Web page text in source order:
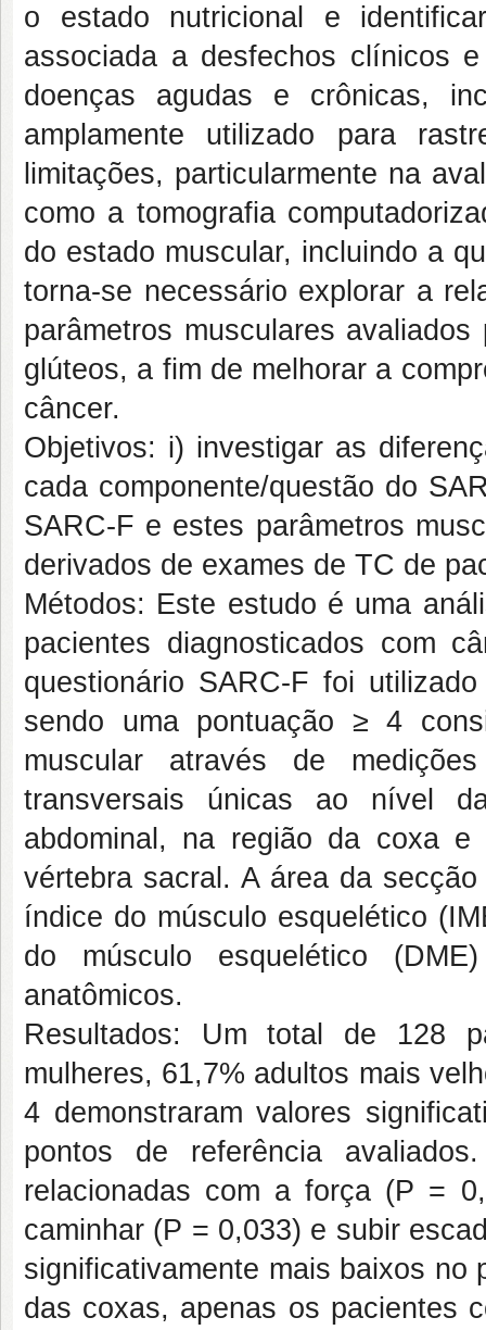
o estado nutricional e
associada a desfechos clínicos
doenças agudas e crônicas,
amplamente utilizado para
limitações, particularmente na
como a tomografia
do estado muscular, incluindo a
torna-se necessário explorar a
parâmetros musculares
glúteos, a fim de melhorar a
câncer.
Objetivos: i) investigar as
cada componente/questão do
SARC-F e estes parâmetros
derivados de exames de TC de
Métodos: Este estudo é uma
pacientes diagnosticados com
questionário SARC-F foi
sendo uma pontuação ≥ 4
muscular através de
transversais únicas ao nível
abdominal, na região da coxa
vértebra sacral. A área da
índice do músculo esquelético
do músculo esquelético
anatômicos.
Resultados: Um total de 128
mulheres, 61,7% adultos mais
4 demonstraram valores
pontos de referência
relacionadas com a força (P =
caminhar (P = 0,033) e subir
significativamente mais baixos
das coxas, apenas os pacientes